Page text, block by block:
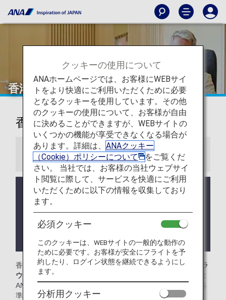
香港
香港国際空港ラウンジ
お知らせ
ラウンジ所有者がANAではない空港においては事前
告知なくサービス、営業時間が変更する可能性があ
ラウンジが所在する国や州により入室条件に制約が
ある場合があります。
香港国際空港では、 ユナイテッド クラブ、シルバークリスラ
ウンジ
、 カイララウンジ
をご利用いただけます。本ページは
ANAグループ運航便国際線を利用される際のラウンジ入室基
準を記載しております。
クッキーの使用について
ANAホームページでは、お客様にWEBサイ
トをより快適にご利用いただくために必要
となるクッキーを使用しています。その他
のクッキーの使用について、お客様が自由
に決めることができますが、WEBサイトの
いくつかの機能が享受できなくなる場合が
あります。詳細は、 ANAクッキー
（Cookie）ポリシーについて
をご覧くだ
さい。 当社では、お客様の当社ウェブサイ
ト閲覧に際して、サービスを快適にご利用
いただくために以下の情報を収集しており
ます。
必須クッキー
このクッキーは、WEBサイトの一般的な動作の
ために必要です。お客様が安全にフライトを予
約したり、ログイン状態を継続できるようにし
ます。
分析用クッキー